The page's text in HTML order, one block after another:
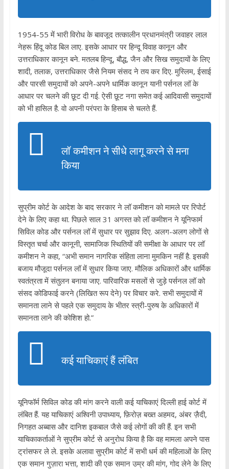
1954-55 में भारी विरोध के बावजूद तत्कालीन प्रधानमंत्री जवाहर लाल
नेहरू हिंदू कोड बिल लाए. इसके आधार पर हिन्दू विवाह कानून और
उत्तराधिकार कानून बने. मतलब हिन्दू, बौद्ध, जैन और सिख समुदायों के लिए
शादी, तलाक, उत्तराधिकार जैसे नियम संसद ने तय कर दिए. मुस्लिम, ईसाई
और पारसी समुदायों को अपने-अपने धार्मिक कानून यानी पर्सनल लॉ के
आधार पर चलने की छूट दी गई. ऐसी छूट नगा समेत कई आदिवासी समुदायों
को भी हासिल है. वो अपनी परंपरा के हिसाब से चलते हैं.
लॉ कमीशन ने सीधे लागू करने से मना
किया
सुप्रीम कोर्ट के आदेश के बाद सरकार ने लॉ कमीशन को मामले पर रिपोर्ट
देने के लिए कहा था. पिछले साल 31 अगस्त को लॉ कमीशन ने यूनिफार्म
सिविल कोड और पर्सनल लॉ में सुधार पर सुझाव दिए. अलग-अलग लोगों से
विस्तृत चर्चा और कानूनी, सामाजिक स्थितियों की समीक्षा के आधार पर लॉ
कमीशन ने कहा, “अभी समान नागरिक संहिता लाना मुमकिन नहीं है. इसकी
बजाय मौजूदा पर्सनल लॉ में सुधार किया जाए. मौलिक अधिकारों और धार्मिक
स्वतंत्रता में संतुलन बनाया जाए. पारिवारिक मसलों से जुड़े पर्सनल लॉ को
संसद कोडिफाई करने (लिखित रूप देने) पर विचार करे. सभी समुदायों में
समानता लाने से पहले एक समुदाय के भीतर स्त्री-पुरुष के अधिकारों में
समानता लाने की कोशिश हो.”
कई याचिकाएं हैं लंबित
यूनिफॉर्म सिविल कोड की मांग करने वाली कई याचिकाएं दिल्ली हाई कोर्ट में
लंबित हैं. यह याचिकाएं अश्विनी उपाध्याय, फ़िरोज़ बख्त अहमद, अंबर ज़ैदी,
निगहत अब्बास और दानिश इकबाल जैसे कई लोगों की की हैं. इन सभी
याचिकाकर्ताओं ने सुप्रीम कोर्ट से अनुरोध किया है कि वह मामला अपने पास
ट्रांसफर ले ले. इसके अलावा सुप्रीम कोर्ट में सभी धर्म की महिलाओं के लिए
एक समान गुज़ारा भत्ता, शादी की एक समान उम्र की मांग, गोद लेने के लिए